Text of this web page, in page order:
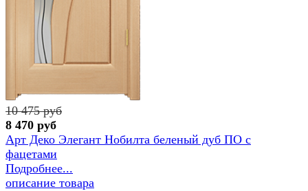
10 475 руб
8 470 руб
Арт Деко Элегант Нобилта беленый дуб ПО с
фацетами
Подробнее...
описание товара